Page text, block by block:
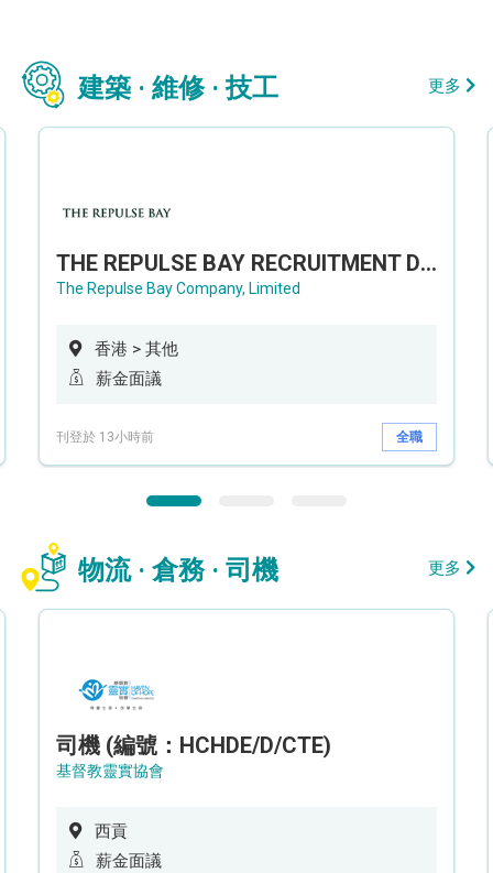
建築 · 維修 · 技工 更多
THE REPULSE BAY RECRUITMENT DAY 淺水灣影灣園人才招聘會
The Repulse Bay Company, Limited
香港 > 其他
薪金面議
刊登於 13小時前 全職
物流 · 倉務 · 司機 更多
司機 (編號：HCHDE/D/CTE)
基督教靈實協會
西貢
薪金面議